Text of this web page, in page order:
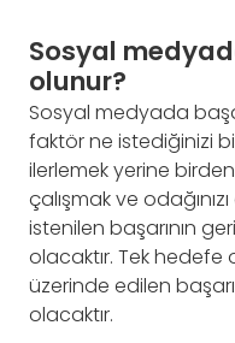
Sosyal
olunur?
Sosyal medyada
faktör ne istediğinizi
ilerlemek yerine
çalışmak ve
istenilen başarının
olacaktır. Tek
üzerinde edilen başarı
olacaktır.